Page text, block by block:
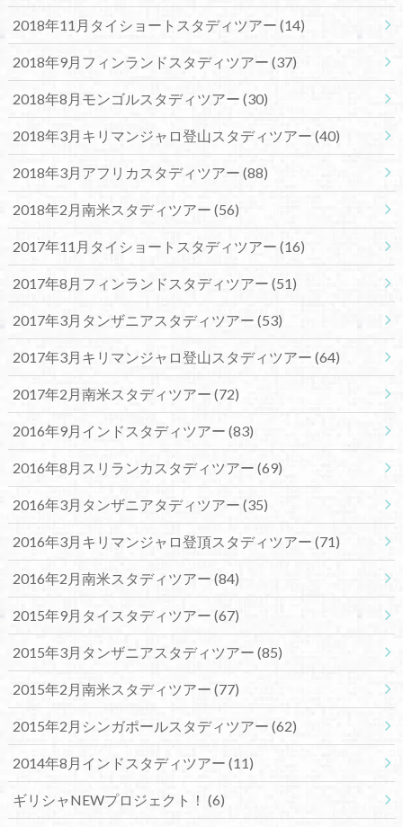
2018年11月タイショートスタディツアー (14)
2018年9月フィンランドスタディツアー (37)
2018年8月モンゴルスタディツアー (30)
2018年3月キリマンジャロ登山スタディツアー (40)
2018年3月アフリカスタディツアー (88)
2018年2月南米スタディツアー (56)
2017年11月タイショートスタディツアー (16)
2017年8月フィンランドスタディツアー (51)
2017年3月タンザニアスタディツアー (53)
2017年3月キリマンジャロ登山スタディツアー (64)
2017年2月南米スタディツアー (72)
2016年9月インドスタディツアー (83)
2016年8月スリランカスタディツアー (69)
2016年3月タンザニアタディツアー (35)
2016年3月キリマンジャロ登頂スタディツアー (71)
2016年2月南米スタディツアー (84)
2015年9月タイスタディツアー (67)
2015年3月タンザニアスタディツアー (85)
2015年2月南米スタディツアー (77)
2015年2月シンガポールスタディツアー (62)
2014年8月インドスタディツアー (11)
ギリシャNEWプロジェクト！ (6)